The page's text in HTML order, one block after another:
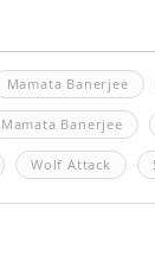
Mamata Banerjee
Mamata Banerjee
Wolf Attack